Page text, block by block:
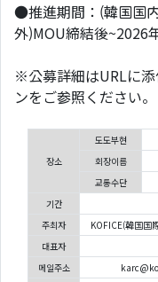
●推進期間：(韓国国
外)MOU締結後~2026
※公募詳細はURLに
ンをご参照ください。
장소
도도부현
회장이름
교통수단
기간
주최자
KOFICE(韓国国
대표자
메일주소